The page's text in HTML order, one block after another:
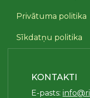
Privātuma politika
Sīkdatņu politika
KONTAKTI
E-pasts: